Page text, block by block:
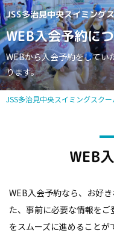
JSS多治見中央スイミング
WEB入会予約に
WEBから入会予約をしてい
ります。
JSS多治見中央スイミングスクー
WEB
WEB入会予約なら、お好
た、事前に必要な情報を
をスムーズに進めることが